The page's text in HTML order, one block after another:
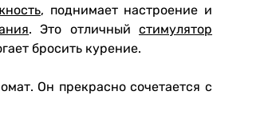
, поднимает настроение и
. Это отличный стимулятор
бросить курение.
Он прекрасно сочетается с